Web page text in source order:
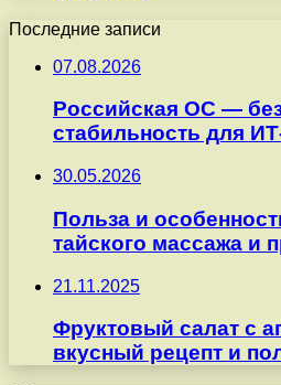
Последние записи
07.08.2026
Российская ОС —
стабильность для
30.05.2026
Польза и
тайского массажа и
21.11.2025
Фруктовый салат с
вкусный рецепт и